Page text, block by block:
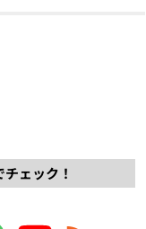
ェック！